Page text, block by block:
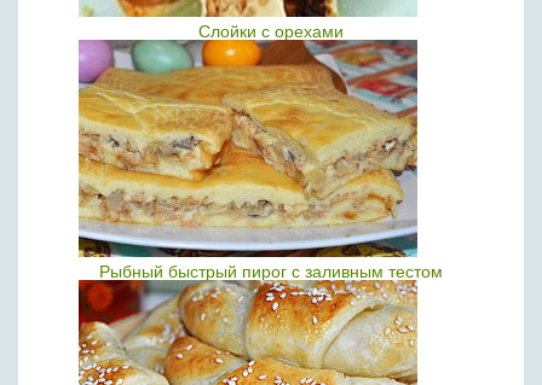
Слойки с орехами
Рыбный быстрый пирог с заливным тестом